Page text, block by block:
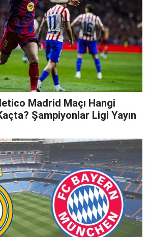
Madrid Maçı Hangi
Şampiyonlar Ligi Yayın